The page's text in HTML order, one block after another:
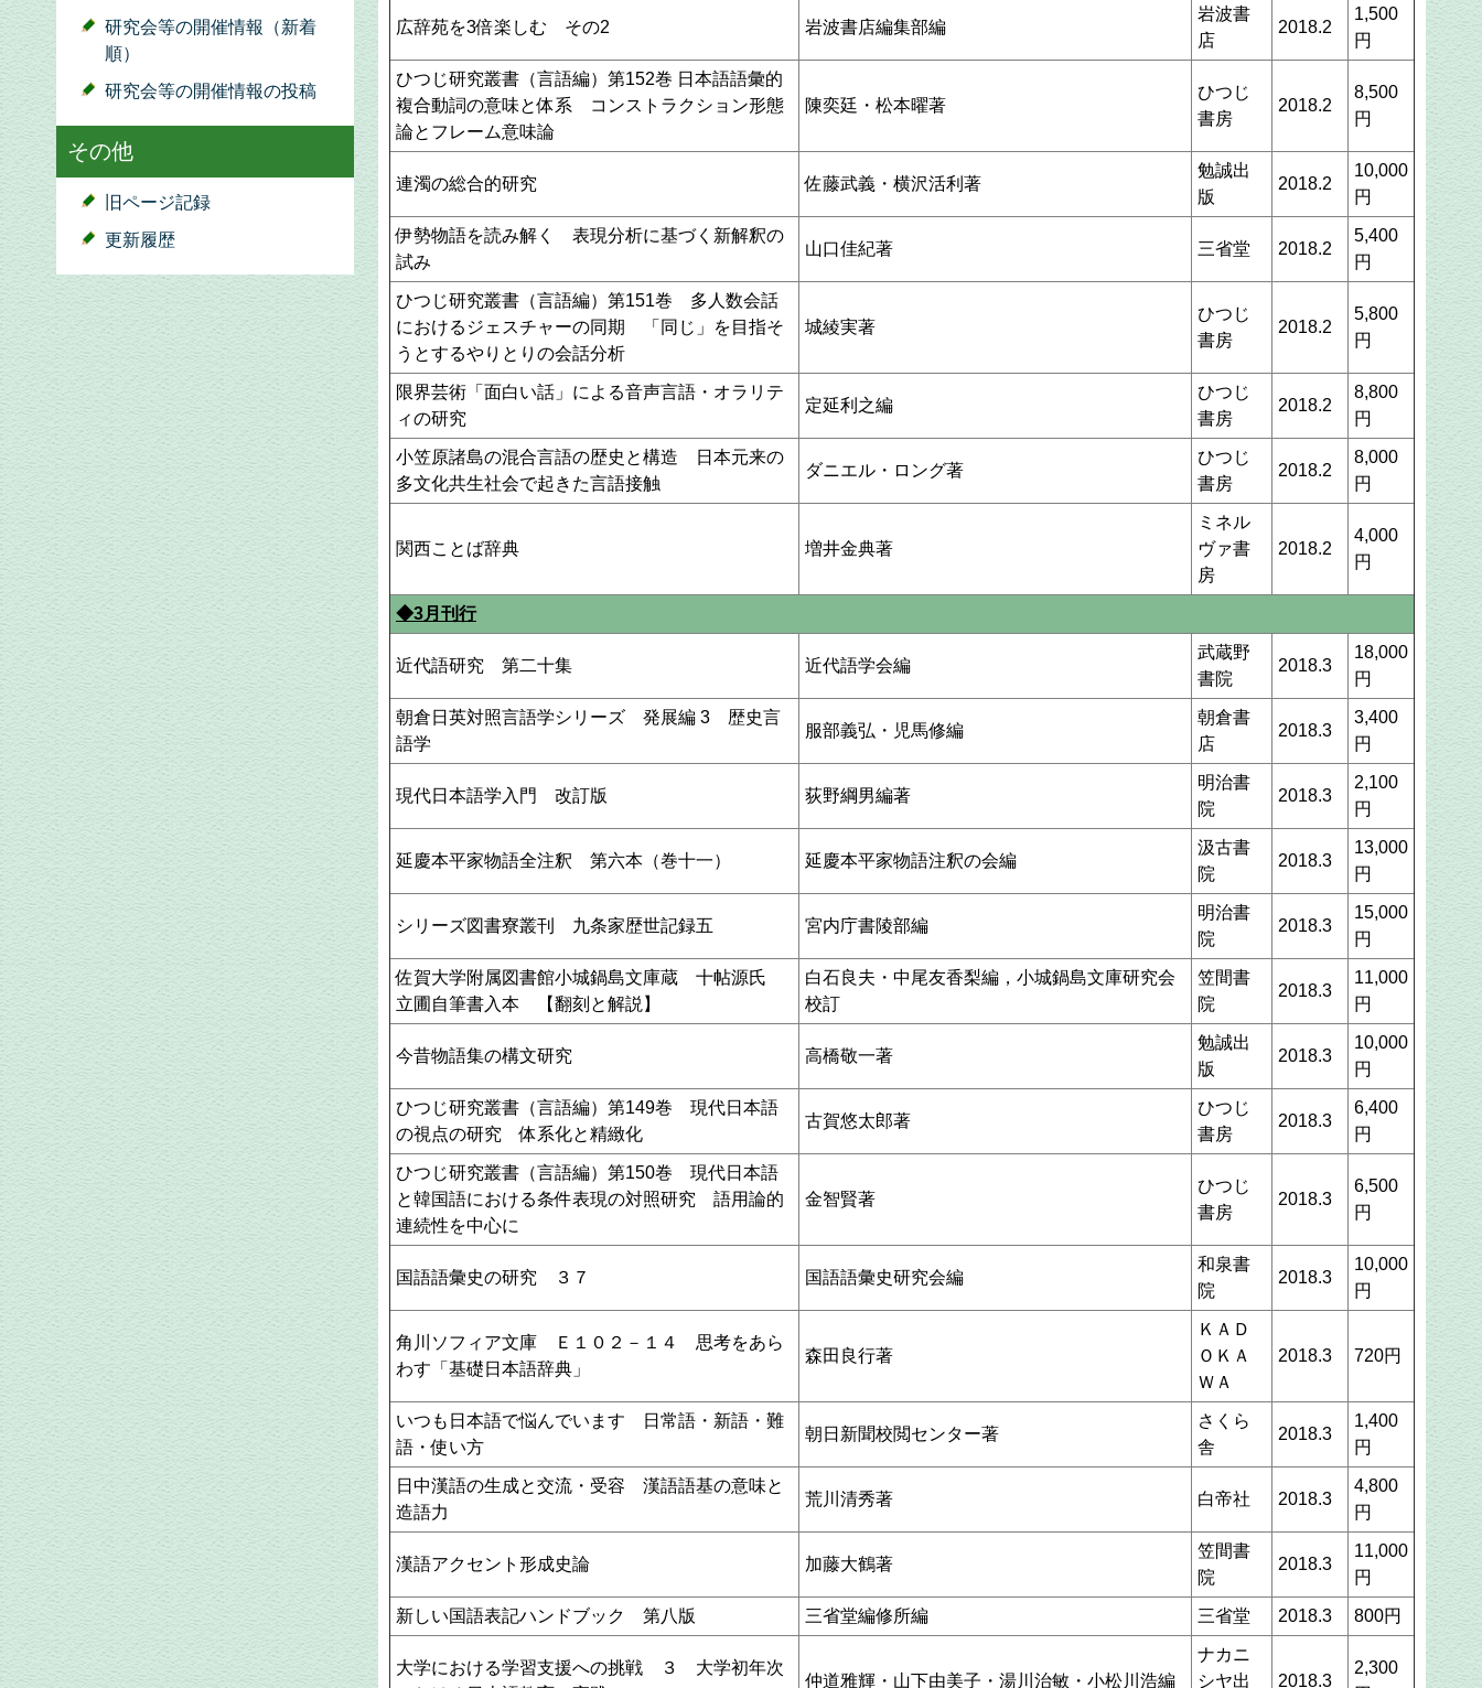
研究会等の開催情報（新着
順）
研究会等の開催情報の投稿
その他
旧ページ記録
更新履歴
広辞苑を3倍楽しむ その2 岩波書店編集部編
岩波書
店
2018.2
1,500
円
ひつじ研究叢書（言語編）第152巻 日本語語彙的
複合動詞の意味と体系 コンストラクション形態
論とフレーム意味論
陳奕廷・松本曜著
ひつじ
書房
2018.2
8,500
円
連濁の総合的研究 佐藤武義・横沢活利著
勉誠出
版
2018.2
10,000
円
伊勢物語を読み解く 表現分析に基づく新解釈の
試み
山口佳紀著 三省堂 2018.2
5,400
円
ひつじ研究叢書（言語編）第151巻 多人数会話
におけるジェスチャーの同期 「同じ」を目指そ
うとするやりとりの会話分析
城綾実著
ひつじ
書房
2018.2
5,800
円
限界芸術「面白い話」による音声言語・オラリテ
ィの研究
定延利之編
ひつじ
書房
2018.2
8,800
円
小笠原諸島の混合言語の歴史と構造 日本元来の
多文化共生社会で起きた言語接触
ダニエル・ロング著
ひつじ
書房
2018.2
8,000
円
関西ことば辞典 増井金典著
ミネル
ヴァ書
房
2018.2
4,000
円
◆3月刊行
近代語研究 第二十集 近代語学会編
武蔵野
書院
2018.3
18,000
円
朝倉日英対照言語学シリーズ 発展編 3 歴史言
語学
服部義弘・児馬修編
朝倉書
店
2018.3
3,400
円
現代日本語学入門 改訂版 荻野綱男編著
明治書
院
2018.3
2,100
円
延慶本平家物語全注釈 第六本（巻十一） 延慶本平家物語注釈の会編
汲古書
院
2018.3
13,000
円
シリーズ図書寮叢刊 九条家歴世記録五 宮内庁書陵部編
明治書
院
2018.3
15,000
円
佐賀大学附属図書館小城鍋島文庫蔵 十帖源氏
立圃自筆書入本 【翻刻と解説】
白石良夫・中尾友香梨編，小城鍋島文庫研究会
校訂
笠間書
院
2018.3
11,000
円
今昔物語集の構文研究 高橋敬一著
勉誠出
版
2018.3
10,000
円
ひつじ研究叢書（言語編）第149巻 現代日本語
の視点の研究 体系化と精緻化
古賀悠太郎著
ひつじ
書房
2018.3
6,400
円
ひつじ研究叢書（言語編）第150巻 現代日本語
と韓国語における条件表現の対照研究 語用論的
連続性を中心に
金智賢著
ひつじ
書房
2018.3
6,500
円
国語語彙史の研究 ３７ 国語語彙史研究会編
和泉書
院
2018.3
10,000
円
角川ソフィア文庫 Ｅ１０２－１４ 思考をあら
わす「基礎日本語辞典」
森田良行著
ＫＡＤ
ＯＫＡ
ＷＡ
2018.3 720円
いつも日本語で悩んでいます 日常語・新語・難
語・使い方
朝日新聞校閲センター著
さくら
舎
2018.3
1,400
円
日中漢語の生成と交流・受容 漢語語基の意味と
造語力
荒川清秀著 白帝社 2018.3
4,800
円
漢語アクセント形成史論 加藤大鶴著
笠間書
院
2018.3
11,000
円
新しい国語表記ハンドブック 第八版 三省堂編修所編 三省堂 2018.3 800円
大学における学習支援への挑戦 ３ 大学初年次
仲道雅輝・山下由美子・湯川治敏・小松川浩編
ナカニ
シヤ出
2018.3
2,300